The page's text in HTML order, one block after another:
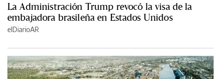
La Administración Trump revocó la visa de la
embajadora brasileña en Estados Unidos
elDiarioAR